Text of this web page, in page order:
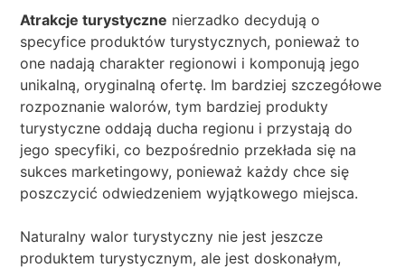
Atrakcje turystyczne nierzadko decydują o
specyfice produktów turystycznych, ponieważ to
one nadają charakter regionowi i komponują jego
unikalną, oryginalną ofertę. Im bardziej szczegółowe
rozpoznanie walorów, tym bardziej produkty
turystyczne oddają ducha regionu i przystają do
jego specyfiki, co bezpośrednio przekłada się na
sukces marketingowy, ponieważ każdy chce się
poszczycić odwiedzeniem wyjątkowego miejsca.
Naturalny walor turystyczny nie jest jeszcze
produktem turystycznym, ale jest doskonałym,